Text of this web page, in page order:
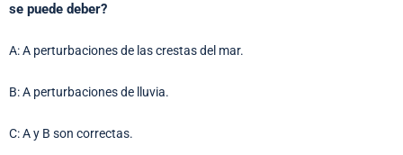
se puede deber?
A: A perturbaciones de las crestas del mar.
B: A perturbaciones de lluvia.
C: A y B son correctas.